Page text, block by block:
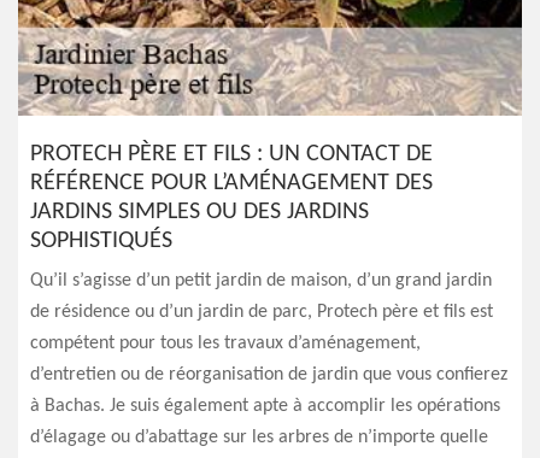
PROTECH PÈRE ET FILS : UN CONTACT DE
RÉFÉRENCE POUR L’AMÉNAGEMENT DES
JARDINS SIMPLES OU DES JARDINS
SOPHISTIQUÉS
Qu’il s’agisse d’un petit jardin de maison, d’un grand jardin
de résidence ou d’un jardin de parc, Protech père et fils est
compétent pour tous les travaux d’aménagement,
d’entretien ou de réorganisation de jardin que vous confierez
à Bachas. Je suis également apte à accomplir les opérations
d’élagage ou d’abattage sur les arbres de n’importe quelle